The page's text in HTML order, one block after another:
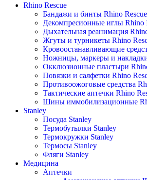
Rhino Rescue
Бандажи и бинты Rhino Rescue
Декомпресионные иглы Rhino
Дыхательная реанимация
Жгуты и турникеты Rhino
Кровоостанавливающие
Ножницы, маркеры и
Окклюзионные пластыри
Повязки и салфетки Rhino
Противоожоговые средства
Тактические аптечки Rhino
Шины иммобилизационные
Stanley
Посуда Stanley
Термобутылки Stanley
Термокружки Stanley
Термосы Stanley
Фляги Stanley
Медицина
Аптечки